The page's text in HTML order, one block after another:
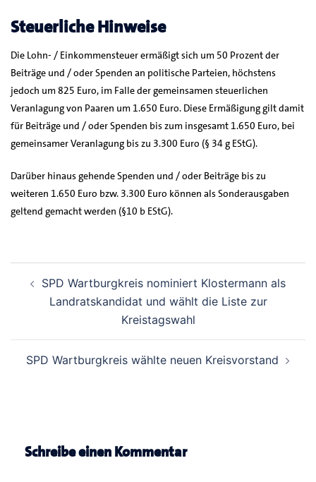
Steuerliche Hinweise
Die Lohn- / Einkommensteuer ermäßigt sich um 50 Prozent der
Beiträge und / oder Spenden an politische Parteien, höchstens
jedoch um 825 Euro, im Falle der gemeinsamen steuerlichen
Veranlagung von Paaren um 1.650 Euro. Diese Ermäßigung gilt damit
für Beiträge und / oder Spenden bis zum insgesamt 1.650 Euro, bei
gemeinsamer Veranlagung bis zu 3.300 Euro (§ 34 g EStG).
Darüber hinaus gehende Spenden und / oder Beiträge bis zu
weiteren 1.650 Euro bzw. 3.300 Euro können als Sonderausgaben
geltend gemacht werden (§10 b EStG).
Navigation
SPD Wartburgkreis nominiert Klostermann als
Landratskandidat und wählt die Liste zur
Kreistagswahl
SPD Wartburgkreis wählte neuen Kreisvorstand
Schreibe einen Kommentar